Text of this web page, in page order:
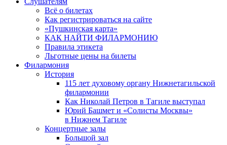
Всё о билетах
Как регистрироваться на сайте
«Пушкинская карта»
КАК НАЙТИ ФИЛАРМОНИЮ
Правила этикета
Льготные цены на билеты
Филармония
История
115 лет духовому органу Нижнетагильской
филармонии
Как Николай Петров в Тагиле выступал
Юрий Башмет и «Солисты Москвы»
в Нижнем Тагиле
Концертные залы
Большой зал